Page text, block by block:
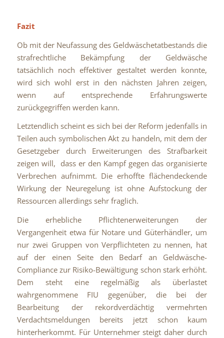
Fazit
Ob mit der Neufassung des Geldwäschetatbestands die
strafrechtliche Bekämpfung der Geldwäsche
tatsächlich noch effektiver gestaltet werden konnte,
wird sich wohl erst in den nächsten Jahren zeigen,
wenn auf entsprechende Erfahrungswerte
zurückgegriffen werden kann.
Letztendlich scheint es sich bei der Reform jedenfalls in
Teilen auch symbolischen Akt zu handeln, mit dem der
Gesetzgeber durch Erweiterungen des Strafbarkeit
zeigen will, dass er den Kampf gegen das organisierte
Verbrechen aufnimmt. Die erhoffte flächendeckende
Wirkung der Neuregelung ist ohne Aufstockung der
Ressourcen allerdings sehr fraglich.
Die erhebliche Pflichtenerweiterungen der
Vergangenheit etwa für Notare und Güterhändler, um
nur zwei Gruppen von Verpflichteten zu nennen, hat
auf der einen Seite den Bedarf an Geldwäsche-
Compliance zur Risiko-Bewältigung schon stark erhöht.
Dem steht eine regelmäßig als überlastet
wahrgenommene FIU gegenüber, die bei der
Bearbeitung der rekordverdächtig vermehrten
Verdachtsmeldungen bereits jetzt schon kaum
hinterherkommt. Für Unternehmer steigt daher durch